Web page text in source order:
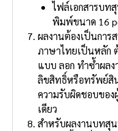
ไฟล์เอกสารบ
พิมพ์ขนาด 16
ผลงานต้องเป็นการ
ภาษาไทยเป็นหลัก
แบบ ลอก ทําซ้ําผลง
ลิขสิทธิ์หรือทรัพย์สิ
ความรับผิดชอบของ
เดียว
สําหรับผลงานบทสุ